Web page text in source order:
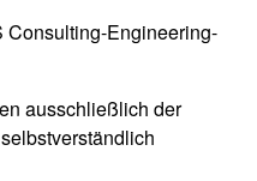
Consulting-Engineering-
ausschließlich der